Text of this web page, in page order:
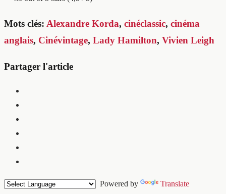
Mots clés: Alexandre Korda, cinéclassic, cinéma
anglais, Cinévintage, Lady Hamilton, Vivien Leigh
Partager l'article
Powered by Translate